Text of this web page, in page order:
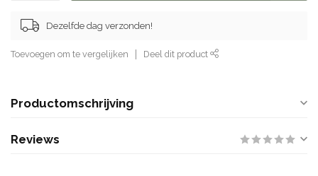
Dezelfde dag verzonden!
Toevoegen om te vergelijken Deel dit product
Productomschrijving
Reviews